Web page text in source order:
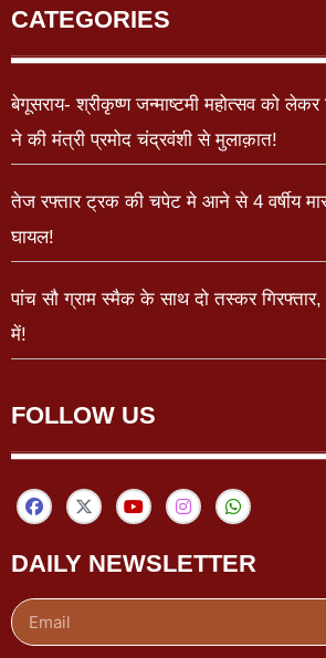
CATEGORIES
बेगूसराय- श्रीकृष्ण जन्माष्टमी महोत्सव को
ने की मंत्री प्रमोद चंद्रवंशी से मुलाक़ात!
तेज रफ्तार ट्रक की चपेट मे आने से 4 वर्षीय
घायल!
पांच सौ ग्राम स्मैक के साथ दो तस्कर
में!
FOLLOW US
DAILY NEWSLETTER